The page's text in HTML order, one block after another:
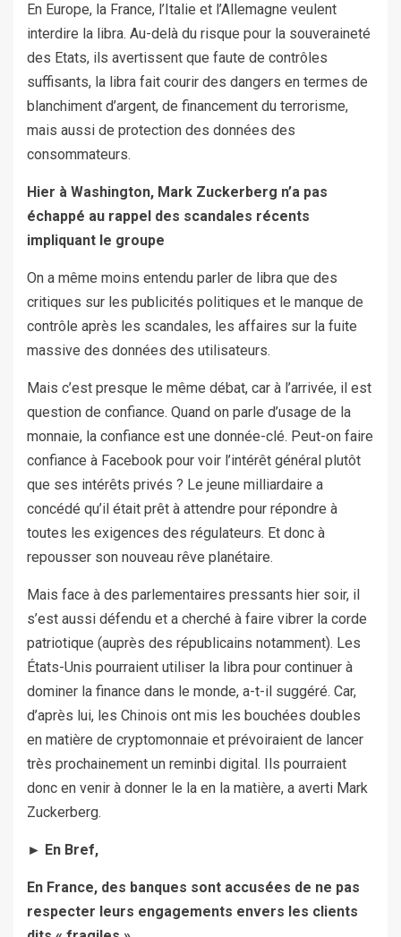
En Europe, la France, l’Italie et l’Allemagne veulent
interdire la libra. Au-delà du risque pour la souveraineté
des Etats, ils avertissent que faute de contrôles
suffisants, la libra fait courir des dangers en termes de
blanchiment d’argent, de financement du terrorisme,
mais aussi de protection des données des
consommateurs.
Hier à Washington, Mark Zuckerberg n’a pas
échappé au rappel des scandales récents
impliquant le groupe
On a même moins entendu parler de libra que des
critiques sur les publicités politiques et le manque de
contrôle après les scandales, les affaires sur la fuite
massive des données des utilisateurs.
Mais c’est presque le même débat, car à l’arrivée, il est
question de confiance. Quand on parle d’usage de la
monnaie, la confiance est une donnée-clé. Peut-on faire
confiance à Facebook pour voir l’intérêt général plutôt
que ses intérêts privés ? Le jeune milliardaire a
concédé qu’il était prêt à attendre pour répondre à
toutes les exigences des régulateurs. Et donc à
repousser son nouveau rêve planétaire.
Mais face à des parlementaires pressants hier soir, il
s’est aussi défendu et a cherché à faire vibrer la corde
patriotique (auprès des républicains notamment). Les
États-Unis pourraient utiliser la libra pour continuer à
dominer la finance dans le monde, a-t-il suggéré. Car,
d’après lui, les Chinois ont mis les bouchées doubles
en matière de cryptomonnaie et prévoiraient de lancer
très prochainement un reminbi digital. Ils pourraient
donc en venir à donner le la en la matière, a averti Mark
Zuckerberg.
► En Bref,
En France, des banques sont accusées de ne pas
respecter leurs engagements envers les clients